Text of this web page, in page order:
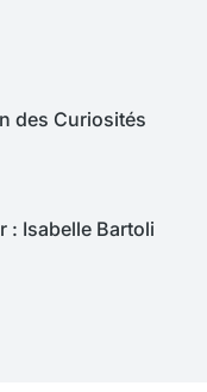
des Curiosités
Isabelle Bartoli